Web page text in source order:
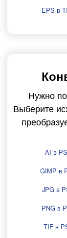
EPS в
Нужно
Выберите
AI в
GIMP в
JPG в
PNG в
TIF в